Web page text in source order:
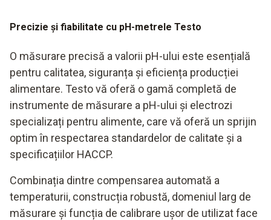
Precizie și fiabilitate cu pH-metrele Testo
O măsurare precisă a valorii pH-ului este esențială
pentru calitatea, siguranța și eficiența producției
alimentare. Testo vă oferă o gamă completă de
instrumente de măsurare a pH-ului și electrozi
specializați pentru alimente, care vă oferă un sprijin
optim în respectarea standardelor de calitate și a
specificațiilor HACCP.
Combinația dintre compensarea automată a
temperaturii, construcția robustă, domeniul larg de
măsurare și funcția de calibrare ușor de utilizat face